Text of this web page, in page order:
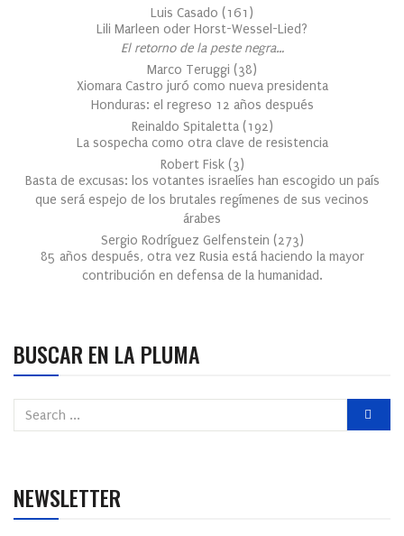
Luis Casado (161 )
Lili Marleen oder Horst-Wessel-Lied?
El retorno de la peste negra…
Marco Teruggi (38)
Xiomara Castro juró como nueva presidenta
Honduras: el regreso 12 años después
Reinaldo Spitaletta (192)
La sospecha como otra clave de resistencia
Robert Fisk (3)
Basta de excusas: los votantes israelíes han escogido un país
que será espejo de los brutales regímenes de sus vecinos
árabes
Sergio Rodríguez Gelfenstein (273)
85 años después, otra vez Rusia está haciendo la mayor
contribución en defensa de la humanidad.
BUSCAR EN LA PLUMA
NEWSLETTER